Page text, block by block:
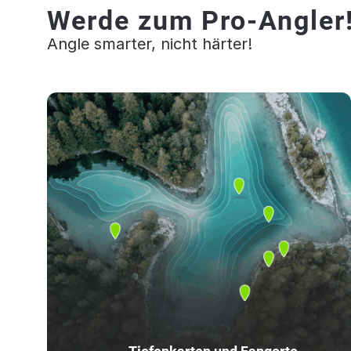
Werde zum Pro-
Angle smarter, nicht härter!